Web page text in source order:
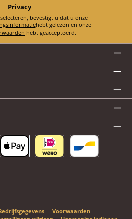
Privacy
Door doorgaan te selecteren, bevestigt u dat u onze
hebt gelezen en onze
hebt geaccepteerd.
Voorwaarden